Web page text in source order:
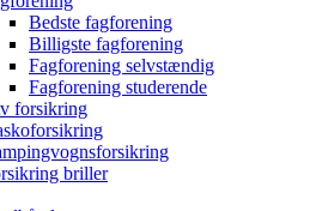
Bedste fagforening
Billigste fagforening
Fagforening selvstændig
Fagforening studerende
forsikring
briller